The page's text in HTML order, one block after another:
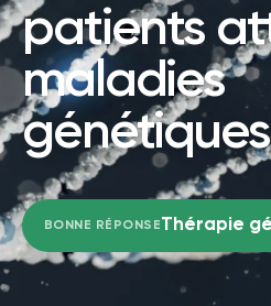
patients
maladies
BONNE RÉPONSEThérapie